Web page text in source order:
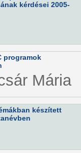
kérdései 2005-
programok
Mária
készített